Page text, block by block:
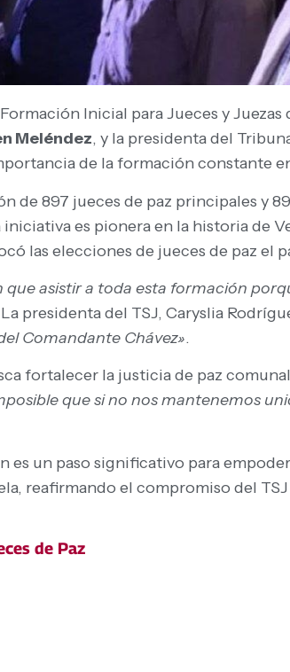
Inicial para Jueces y
Meléndez, y la presidenta del
de la formación constante
de 897 jueces de paz principales y
es pionera en la historia de
las elecciones de jueces de paz el
asistir a toda esta formación
presidenta del TSJ, Caryslia
Comandante Chávez».
fortalecer la justicia de paz
que si no nos mantenemos
un paso significativo para
reafirmando el compromiso del
de Paz